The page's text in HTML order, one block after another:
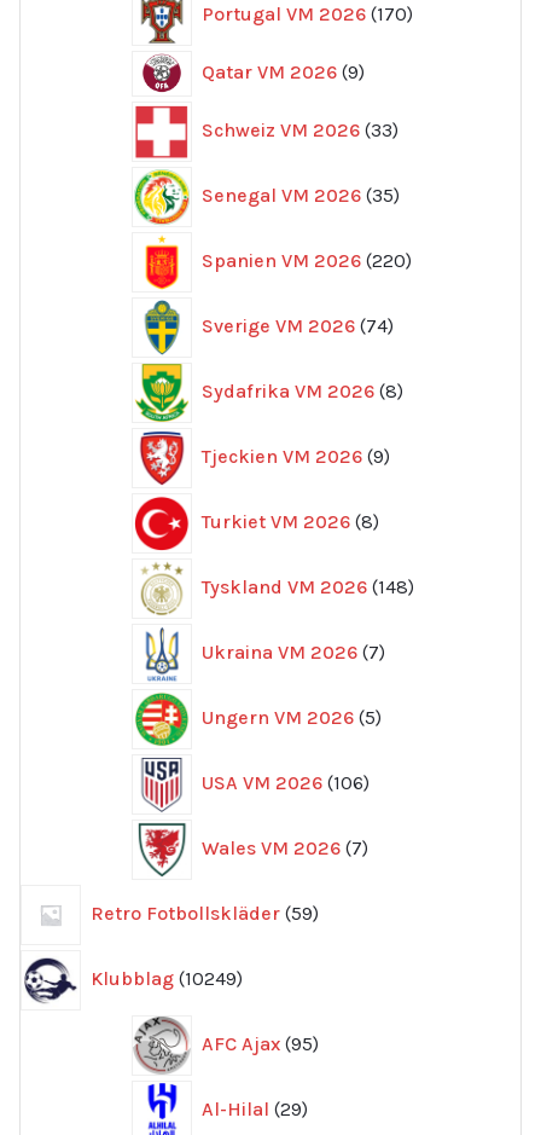
Portugal VM 2026 170
produkter
Qatar VM 2026 99
Schweiz VM 2026 33
produkter
Senegal VM 2026 35
produkter
Spanien VM 2026 220
produkter
Sverige VM 2026 74
produkter
Sydafrika VM 2026 8
produkter
Tjeckien VM 2026 9
produkter
Turkiet VM 2026 8
produkter
Tyskland VM 2026 148
produkter
Ukraina VM 2026 7
produkter
Ungern VM 2026 5
produkter
USA VM 2026 106
produkter
Wales VM 2026 7
produkter
Retro Fotbollskläder 59
produkter
Klubblag 10249
produkter
AFC Ajax 95
produkter
Al-Hilal 29
produkter